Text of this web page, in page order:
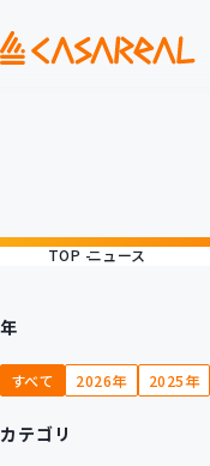
プロダクト開発支援
定型コース
TOP ニュース
年
すべて 2026年 2025年
カテゴリ